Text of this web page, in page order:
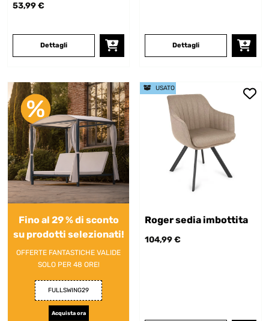
53,99 €
Dettagli Dettagli
Fino al 29 % di sconto
su prodotti selezionati!
OFFERTE FANTASTICHE VALIDE
SOLO PER 48 ORE!
FULLSWING29
Acquista ora
Roger sedia imbottita
104,99 €
USATO